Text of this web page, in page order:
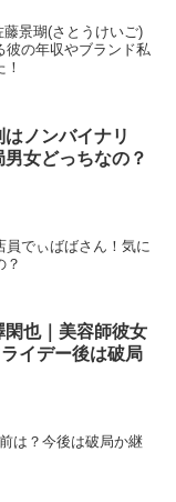
景瑚(さとうけいご)
彼の年収やブランド私
ノンバイナリ
女どっちなの？
員でぃばばさん！気に
？
閑也｜美容師彼女
イデー後は破局
は？今後は破局か継